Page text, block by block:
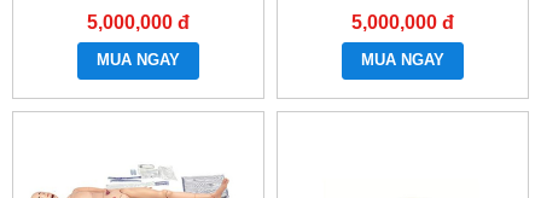
GD/TCZ9900B
5,000,000 đ
MUA NGAY
GD/TCZ9900A
5,000,000 đ
MUA NGAY